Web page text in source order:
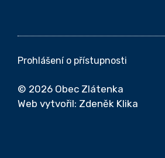
© 2026 Obec Zlátenka
Web vytvořil: Zdeněk Klika
Prohlášení o přístupnosti